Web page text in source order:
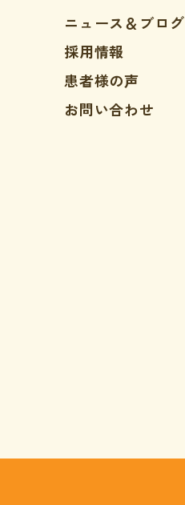
ニュース＆ブログ
採用情報
患者様の声
お問い合わせ